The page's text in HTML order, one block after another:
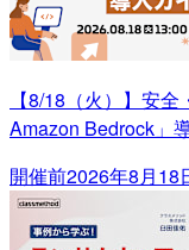
【8/18（火）】安
Amazon Bedrock」
開催前2026年8月18